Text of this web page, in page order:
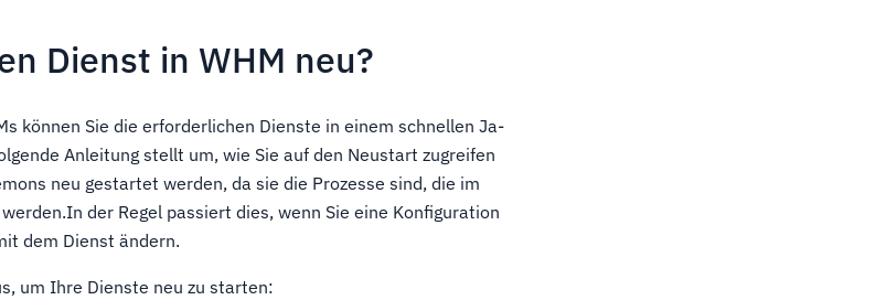
Dienst in WHM neu?
können Sie die erforderlichen Dienste in einem schnellen Ja-
Anleitung stellt um, wie Sie auf den Neustart zugreifen
neu gestartet werden, da sie die Prozesse sind, die im
der Regel passiert dies, wenn Sie eine Konfiguration
dem Dienst ändern.
um Ihre Dienste neu zu starten: